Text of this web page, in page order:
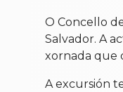
O Concello
Salvador. A
xornada que
A excursión